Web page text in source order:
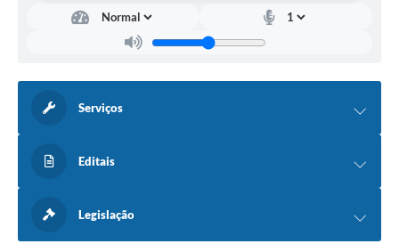
Serviços
Editais
Legislação